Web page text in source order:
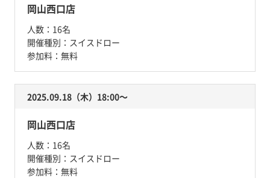
岡山西口店
人数： 16名
開催種別： スイスドロー
参加料： 無料
2025.09.18（木）18:00〜
岡山西口店
人数： 16名
開催種別： スイスドロー
参加料： 無料